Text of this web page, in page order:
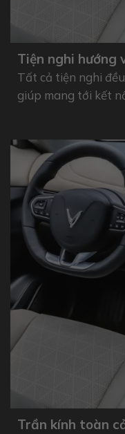
Tiện nghi hướng
Tất cả tiện nghi
giúp mang tới kết
Trần kính toàn